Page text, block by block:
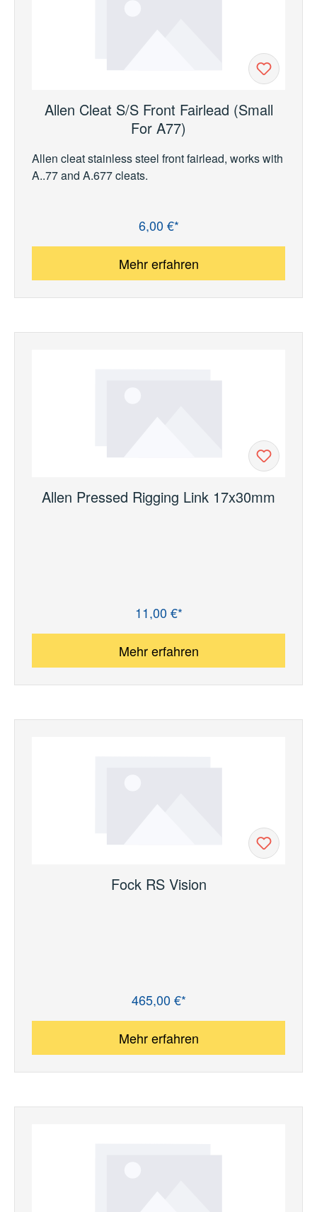
Allen Cleat S/S Front Fairlead (Small
For A77)
Allen cleat stainless steel front fairlead, works with
A..77 and A.677 cleats.
6,00 €*
Mehr erfahren
Allen Pressed Rigging Link 17x30mm
11,00 €*
Mehr erfahren
Fock RS Vision
465,00 €*
Mehr erfahren